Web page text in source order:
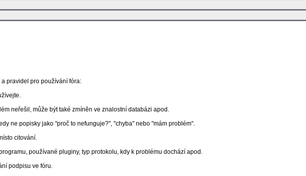
pravidel pro používání fóra:
neřešil, může být také zmíněn ve znalostní databázi apod.
ne popisky jako "proč to nefunguje?", "chyba" nebo "mám problém".
citování.
používané pluginy, typ protokolu, kdy k problému dochází apod.
podpisu ve fóru.